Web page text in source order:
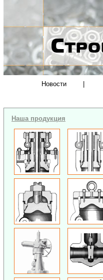
Новости
Наша продукция